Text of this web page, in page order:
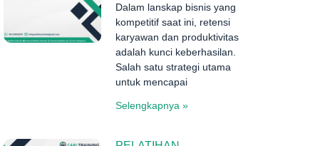
Dalam lanskap bisnis yang
kompetitif saat ini, retensi
karyawan dan produktivitas
adalah kunci keberhasilan.
Salah satu strategi utama
untuk mencapai
Selengkapnya »